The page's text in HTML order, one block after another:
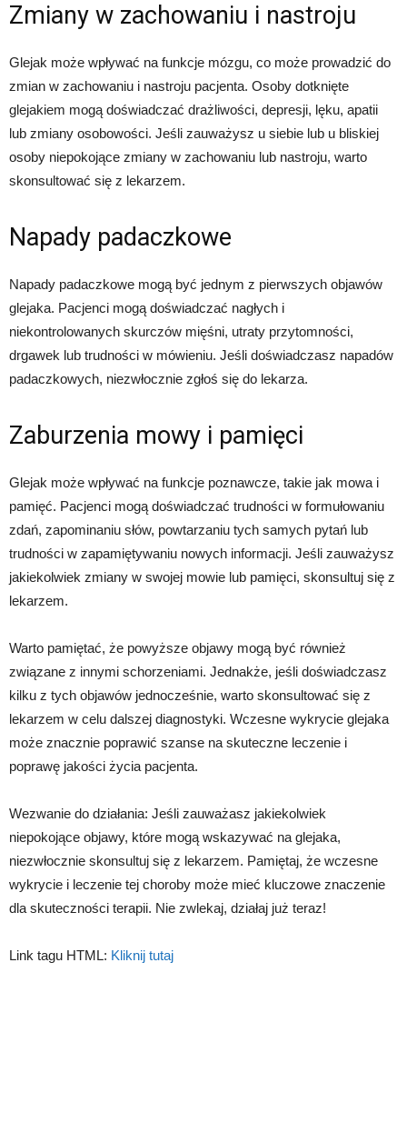
Zmiany w zachowaniu i nastroju
Glejak może wpływać na funkcje mózgu, co może prowadzić do
zmian w zachowaniu i nastroju pacjenta. Osoby dotknięte
glejakiem mogą doświadczać drażliwości, depresji, lęku, apatii
lub zmiany osobowości. Jeśli zauważysz u siebie lub u bliskiej
osoby niepokojące zmiany w zachowaniu lub nastroju, warto
skonsultować się z lekarzem.
Napady padaczkowe
Napady padaczkowe mogą być jednym z pierwszych objawów
glejaka. Pacjenci mogą doświadczać nagłych i
niekontrolowanych skurczów mięśni, utraty przytomności,
drgawek lub trudności w mówieniu. Jeśli doświadczasz napadów
padaczkowych, niezwłocznie zgłoś się do lekarza.
Zaburzenia mowy i pamięci
Glejak może wpływać na funkcje poznawcze, takie jak mowa i
pamięć. Pacjenci mogą doświadczać trudności w formułowaniu
zdań, zapominaniu słów, powtarzaniu tych samych pytań lub
trudności w zapamiętywaniu nowych informacji. Jeśli zauważysz
jakiekolwiek zmiany w swojej mowie lub pamięci, skonsultuj się z
lekarzem.
Warto pamiętać, że powyższe objawy mogą być również
związane z innymi schorzeniami. Jednakże, jeśli doświadczasz
kilku z tych objawów jednocześnie, warto skonsultować się z
lekarzem w celu dalszej diagnostyki. Wczesne wykrycie glejaka
może znacznie poprawić szanse na skuteczne leczenie i
poprawę jakości życia pacjenta.
Wezwanie do działania: Jeśli zauważasz jakiekolwiek
niepokojące objawy, które mogą wskazywać na glejaka,
niezwłocznie skonsultuj się z lekarzem. Pamiętaj, że wczesne
wykrycie i leczenie tej choroby może mieć kluczowe znaczenie
dla skuteczności terapii. Nie zwlekaj, działaj już teraz!
Link tagu HTML: Kliknij tutaj